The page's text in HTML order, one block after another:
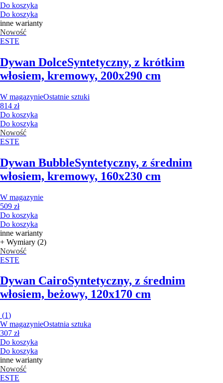
Do koszyka
Do koszyka
inne warianty
Nowość
ESTE
Dywan DolceSyntetyczny, z krótkim
włosiem, kremowy, 200x290 cm
W magazynieOstatnie sztuki
814 zł
Do koszyka
Do koszyka
Nowość
ESTE
Dywan BubbleSyntetyczny, z średnim
włosiem, kremowy, 160x230 cm
W magazynie
509 zł
Do koszyka
Do koszyka
inne warianty
+ Wymiary (2)
Nowość
ESTE
Dywan CairoSyntetyczny, z średnim
włosiem, beżowy, 120x170 cm
(1)
W magazynieOstatnia sztuka
307 zł
Do koszyka
Do koszyka
inne warianty
Nowość
ESTE